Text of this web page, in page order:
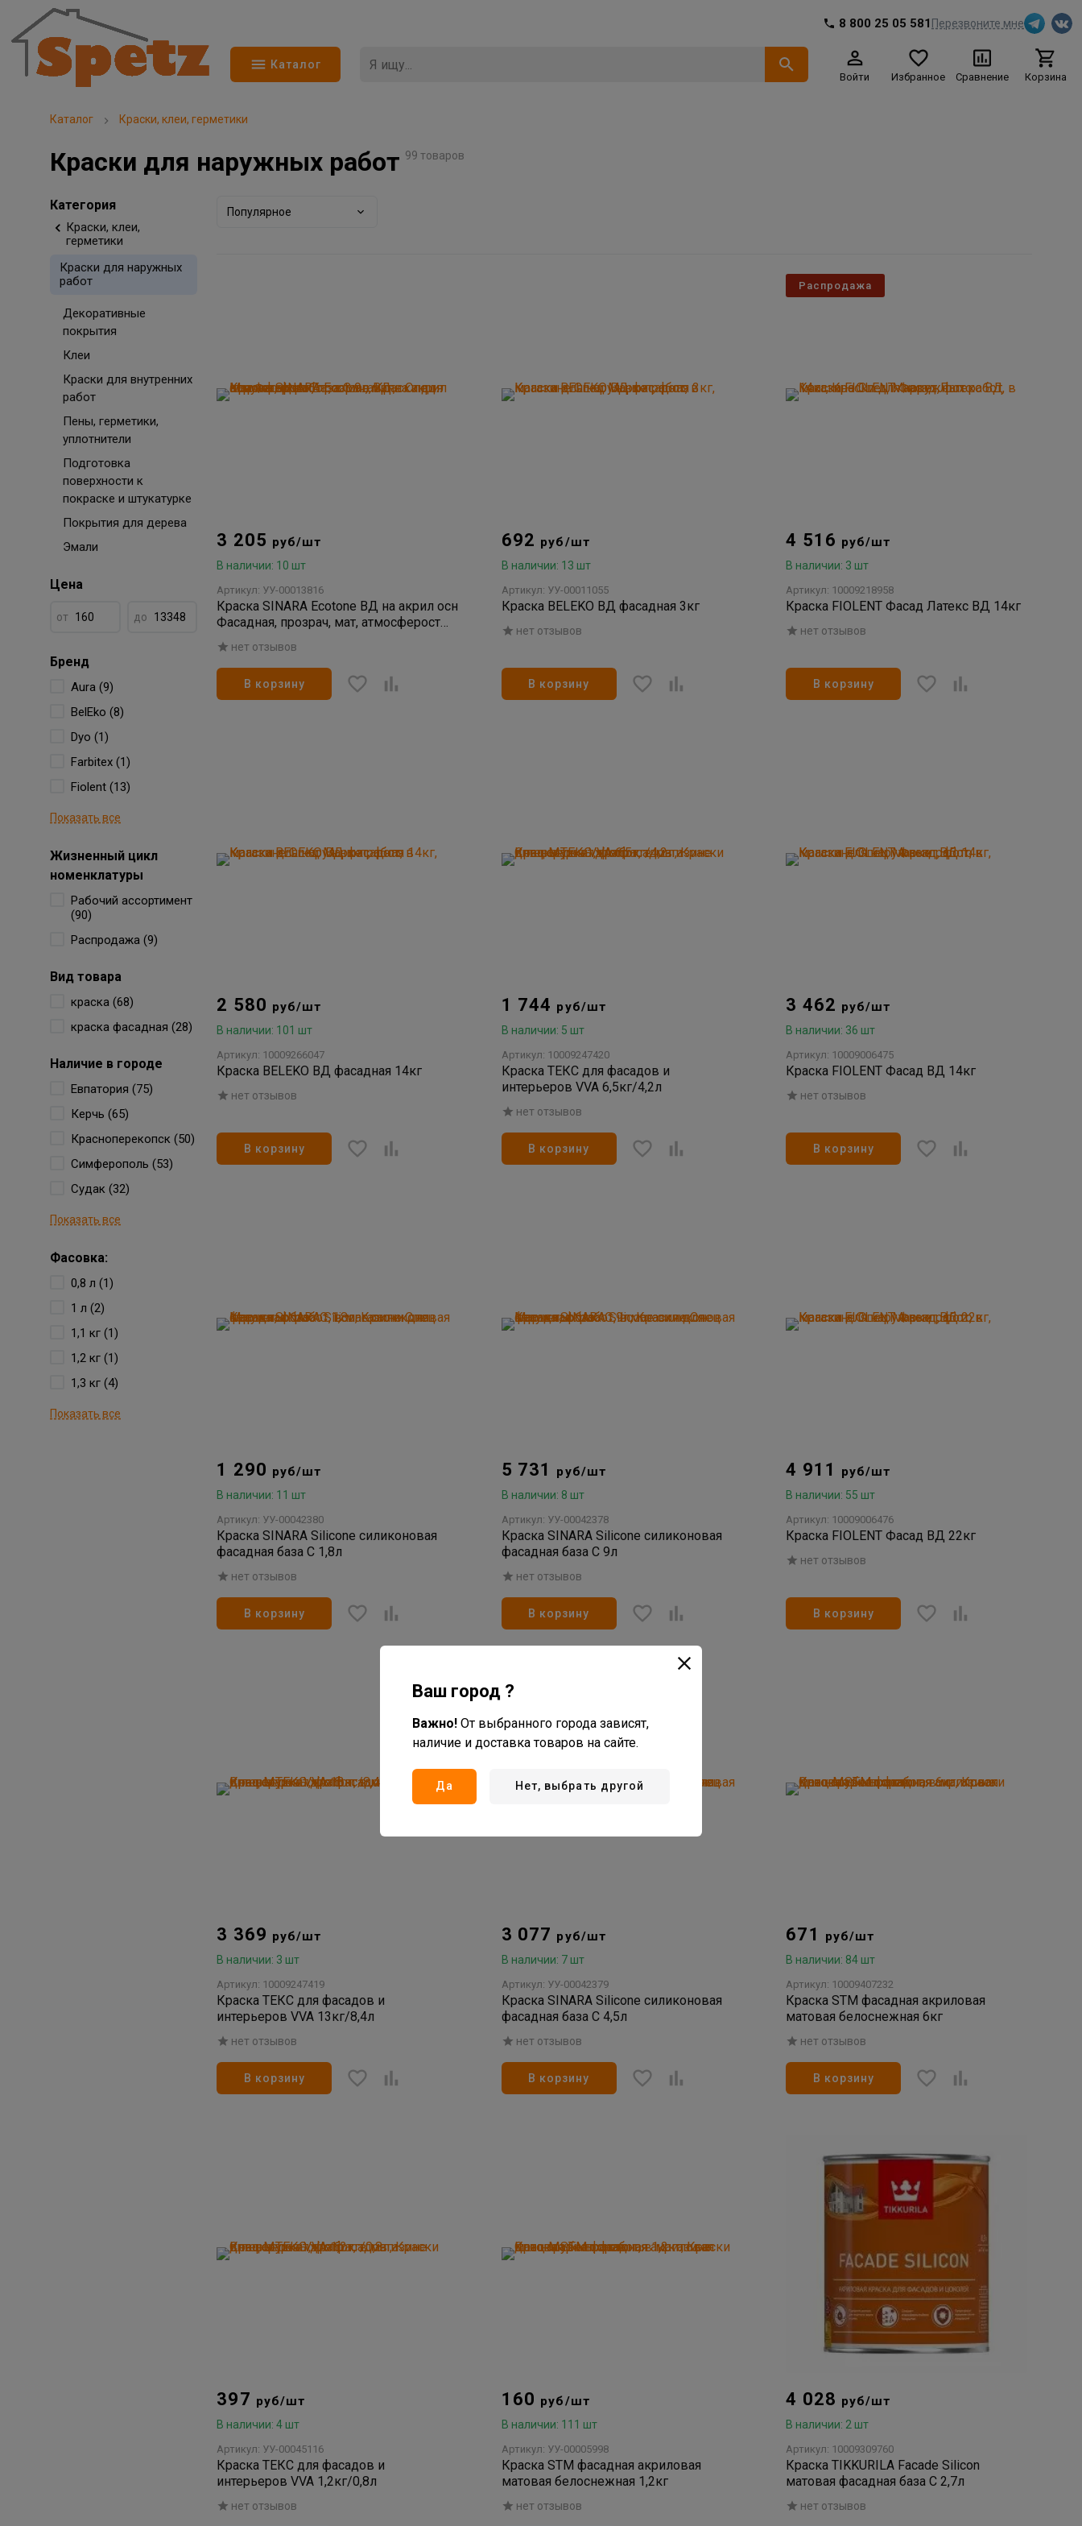
8 800 25 05 581 Перезвоните мне
Каталог
Войти Избранное Сравнение Корзина
Каталог Краски, клеи, герметики
Краски для наружных работ 99 товаров
Категория
Краски, клеи,
герметики
Краски для наружных
работ
Декоративные
покрытия
Клеи
Краски для внутренних
работ
Пены, герметики,
уплотнители
Подготовка
поверхности к
покраске и штукатурке
Покрытия для дерева
Эмали
Цена
от до
Бренд
Aura (9)
BelEko (8)
Dyo (1)
Farbitex (1)
Fiolent (13)
Показать все
Жизненный цикл
номенклатуры
Рабочий ассортимент
(90)
Распродажа (9)
Вид товара
краска (68)
краска фасадная (28)
Наличие в городе
Евпатория (75)
Керчь (65)
Красноперекопск (50)
Симферополь (53)
Судак (32)
Показать все
Фасовка:
0,8 л (1)
1 л (2)
1,1 кг (1)
1,2 кг (1)
1,3 кг (4)
Показать все
Популярное
3 205 руб/шт
В наличии: 10 шт
Артикул: УУ-00013816
Краска SINARA Ecotone ВД на акрил осн
Фасадная, прозрач, мат, атмосферост
База С 9л
нет отзывов
В корзину
692 руб/шт
В наличии: 13 шт
Артикул: УУ-00011055
Краска BELEKO ВД фасадная 3кг
нет отзывов
В корзину
4 516 руб/шт
В наличии: 3 шт
Артикул: 10009218958
Краска FIOLENT Фасад Латекс ВД 14кг
нет отзывов
В корзину
Распродажа
2 580 руб/шт
В наличии: 101 шт
Артикул: 10009266047
Краска BELEKO ВД фасадная 14кг
нет отзывов
В корзину
1 744 руб/шт
В наличии: 5 шт
Артикул: 10009247420
Краска ТЕКС для фасадов и
интерьеров VVA 6,5кг/4,2л
нет отзывов
В корзину
3 462 руб/шт
В наличии: 36 шт
Артикул: 10009006475
Краска FIOLENT Фасад ВД 14кг
нет отзывов
В корзину
1 290 руб/шт
В наличии: 11 шт
Артикул: УУ-00042380
Краска SINARA Silicone силиконовая
фасадная база С 1,8л
нет отзывов
В корзину
5 731 руб/шт
В наличии: 8 шт
Артикул: УУ-00042378
Краска SINARA Silicone силиконовая
фасадная база С 9л
нет отзывов
В корзину
4 911 руб/шт
В наличии: 55 шт
Артикул: 10009006476
Краска FIOLENT Фасад ВД 22кг
нет отзывов
В корзину
3 369 руб/шт
В наличии: 3 шт
Артикул: 10009247419
Краска ТЕКС для фасадов и
интерьеров VVA 13кг/8,4л
нет отзывов
В корзину
3 077 руб/шт
В наличии: 7 шт
Артикул: УУ-00042379
Краска SINARA Silicone силиконовая
фасадная база С 4,5л
нет отзывов
В корзину
671 руб/шт
В наличии: 84 шт
Артикул: 10009407232
Краска STM фасадная акриловая
матовая белоснежная 6кг
нет отзывов
В корзину
397 руб/шт
В наличии: 4 шт
Артикул: УУ-00045116
Краска ТЕКС для фасадов и
интерьеров VVA 1,2кг/0,8л
нет отзывов
160 руб/шт
В наличии: 111 шт
Артикул: УУ-00005998
Краска STM фасадная акриловая
матовая белоснежная 1,2кг
нет отзывов
4 028 руб/шт
В наличии: 2 шт
Артикул: 10009309760
Краска TIKKURILA Facade Silicon
матовая фасадная база C 2,7л
нет отзывов
Ваш город ?
Важно! От выбранного города зависят,
наличие и доставка товаров на сайте.
Да Нет, выбрать другой